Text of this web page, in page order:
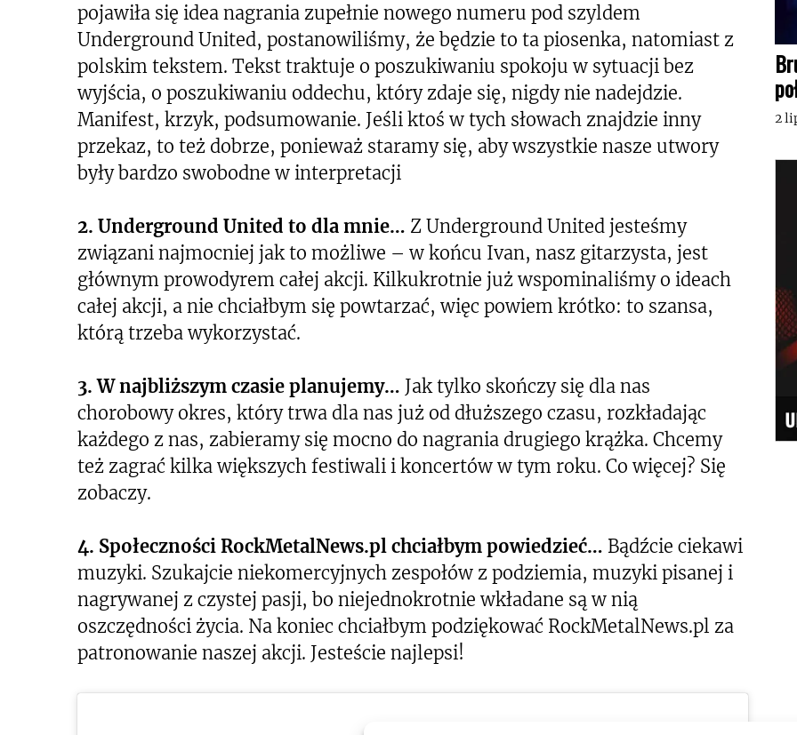
pojawiła się idea nagrania zupełnie nowego numeru pod szyldem
Underground United, postanowiliśmy, że będzie to ta piosenka, natomiast z
polskim tekstem. Tekst traktuje o poszukiwaniu spokoju w sytuacji bez
wyjścia, o poszukiwaniu oddechu, który zdaje się, nigdy nie nadejdzie.
Manifest, krzyk, podsumowanie. Jeśli ktoś w tych słowach znajdzie inny
przekaz, to też dobrze, ponieważ staramy się, aby wszystkie nasze utwory
były bardzo swobodne w interpretacji
2. Underground United to dla mnie… Z Underground United jesteśmy
związani najmocniej jak to możliwe – w końcu Ivan, nasz gitarzysta, jest
głównym prowodyrem całej akcji. Kilkukrotnie już wspominaliśmy o ideach
całej akcji, a nie chciałbym się powtarzać, więc powiem krótko: to szansa,
którą trzeba wykorzystać.
3. W najbliższym czasie planujemy… Jak tylko skończy się dla nas
chorobowy okres, który trwa dla nas już od dłuższego czasu, rozkładając
każdego z nas, zabieramy się mocno do nagrania drugiego krążka. Chcemy
też zagrać kilka większych festiwali i koncertów w tym roku. Co więcej? Się
zobaczy.
4. Społeczności RockMetalNews.pl chciałbym powiedzieć… Bądźcie ciekawi
muzyki. Szukajcie niekomercyjnych zespołów z podziemia, muzyki pisanej i
nagrywanej z czystej pasji, bo niejednokrotnie wkładane są w nią
oszczędności życia. Na koniec chciałbym podziękować RockMetalNews.pl za
patronowanie naszej akcji. Jesteście najlepsi!
2